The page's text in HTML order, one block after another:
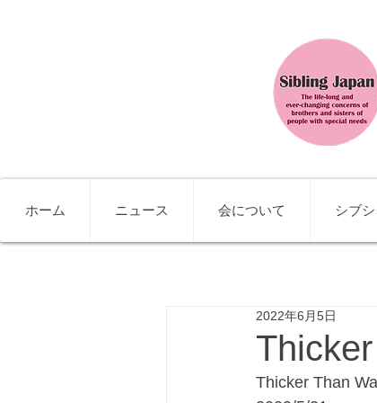
ホーム ニュース 会について シブ
2022年6月5日
Thicker Than